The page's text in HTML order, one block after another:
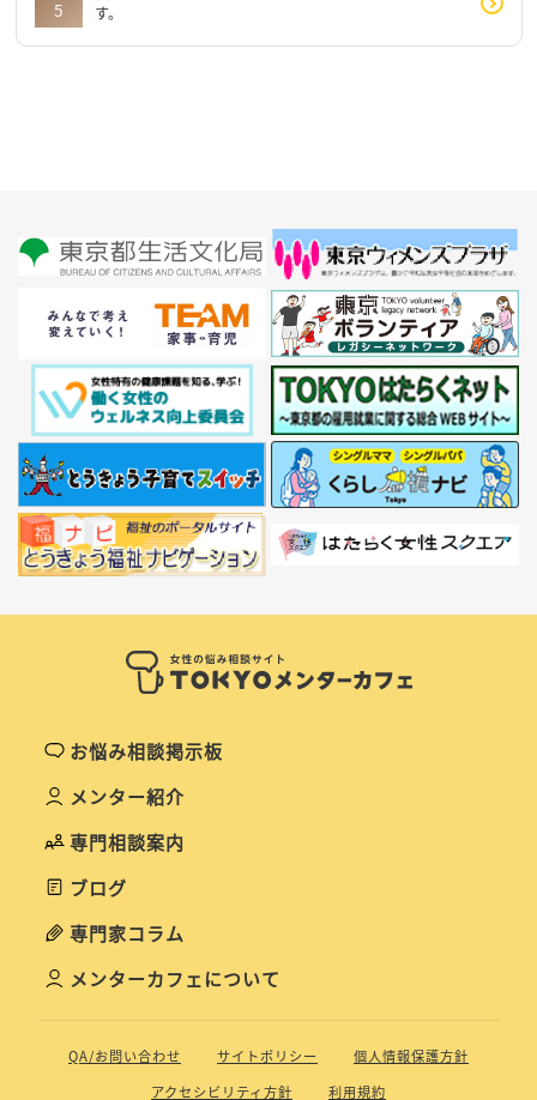
す。
お悩み相談掲示板
メンター紹介
専門相談案内
ブログ
専門家コラム
メンターカフェについて
QA/お問い合わせ サイトポリシー
個人情報保護方針
アクセシビリティ方針
利用規約